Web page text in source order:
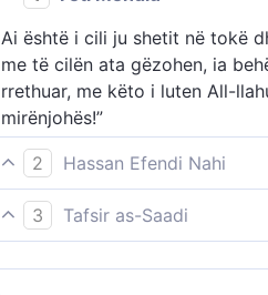
Ai është i cili ju shetit në tokë
me të cilën ata gëzohen, ia
rrethuar, me këto i luten All-
mirënjohës!”
2
Hassan Efendi Nahi
Ai ua mundëson (njerëzve)
përshtatshme e ata i gëzohen
3
Tafsir as-Saadi